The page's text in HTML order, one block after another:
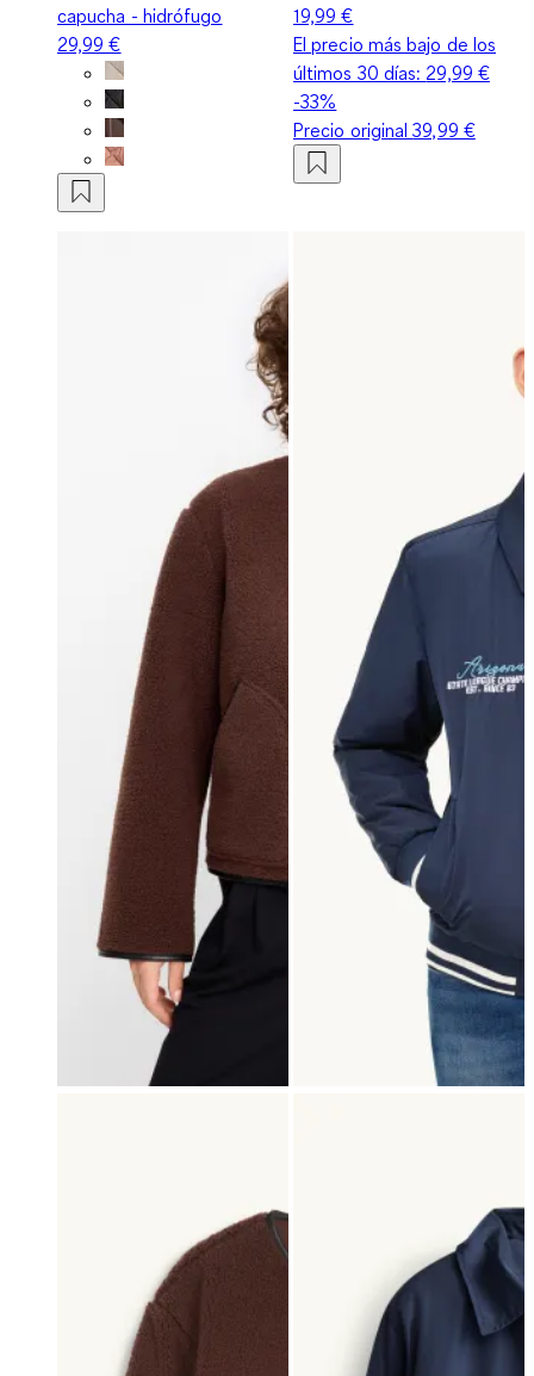
capucha - hidrófugo
29,99 €
19,99 €
El precio más bajo de los
últimos 30 días: 29,99 €
-33%
Precio original39,99 €